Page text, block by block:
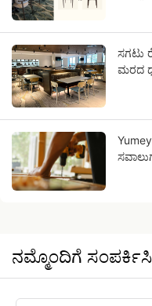
ಸಗಟು
ಮರದ
ನಮ್ಮೊಂದಿಗೆ